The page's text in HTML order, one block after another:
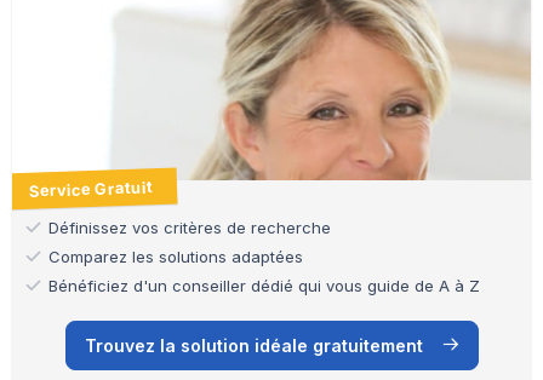
Service Gratuit
Définissez vos critères de recherche
Comparez les solutions adaptées
Bénéficiez d'un conseiller dédié qui vous guide de A à Z
Trouvez la solution idéale gratuitement